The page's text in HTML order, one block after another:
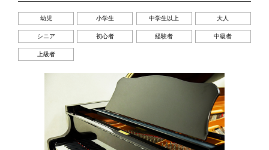
幼児 小学生 中学生以上 大人
シニア 初心者 経験者 中級者
上級者